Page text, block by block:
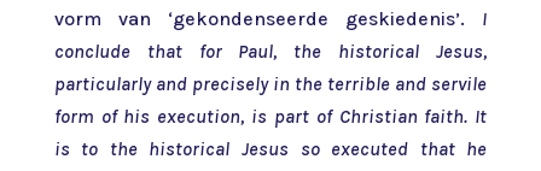
vorm van ‘gekondenseerde geskiedenis’. I
conclude that for Paul, the historical Jesus,
particularly and precisely in the terrible and servile
form of his execution, is part of Christian faith. It
is to the historical Jesus so executed that he